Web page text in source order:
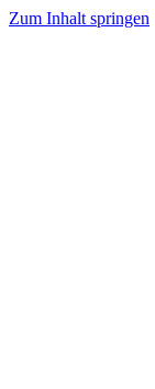
Zum Inhalt springen